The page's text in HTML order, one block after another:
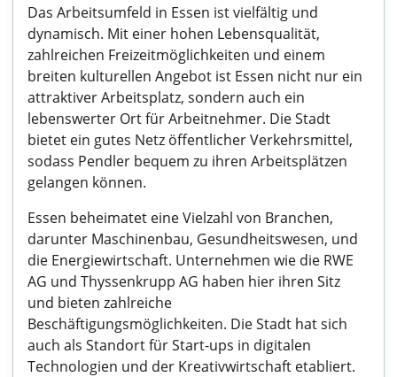
Das Arbeitsumfeld in Essen ist vielfältig und
dynamisch. Mit einer hohen Lebensqualität,
zahlreichen Freizeitmöglichkeiten und einem
breiten kulturellen Angebot ist Essen nicht nur ein
attraktiver Arbeitsplatz, sondern auch ein
lebenswerter Ort für Arbeitnehmer. Die Stadt
bietet ein gutes Netz öffentlicher Verkehrsmittel,
sodass Pendler bequem zu ihren Arbeitsplätzen
gelangen können.
Essen beheimatet eine Vielzahl von Branchen,
darunter Maschinenbau, Gesundheitswesen, und
die Energiewirtschaft. Unternehmen wie die RWE
AG und Thyssenkrupp AG haben hier ihren Sitz
und bieten zahlreiche
Beschäftigungsmöglichkeiten. Die Stadt hat sich
auch als Standort für Start-ups in digitalen
Technologien und der Kreativwirtschaft etabliert.